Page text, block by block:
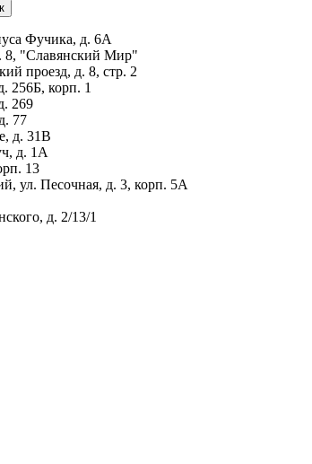
Фучика, д. 6А
"Славянский Мир"
проезд, д. 8, стр. 2
256Б, корп. 1
269
77
д. 31В
д. 1А
13
ул. Песочная, д. 3, корп. 5А
д. 2/13/1